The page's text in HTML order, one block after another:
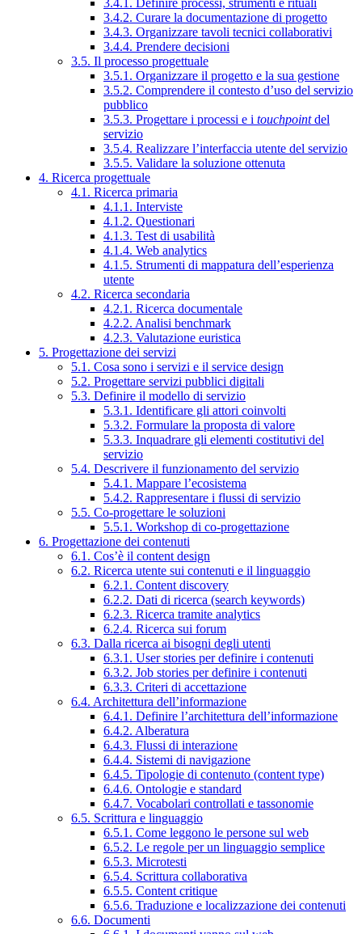
3.4.1. Definire processi, strumenti e rituali
3.4.2. Curare la documentazione di progetto
3.4.3. Organizzare tavoli tecnici collaborativi
3.4.4. Prendere decisioni
3.5. Il processo progettuale
3.5.1. Organizzare il progetto e la sua gestione
3.5.2. Comprendere il contesto d’uso del servizio
pubblico
3.5.3. Progettare i processi e i touchpointdel
servizio
3.5.4. Realizzare l’interfaccia utente del servizio
3.5.5. Validare la soluzione ottenuta
4. Ricerca progettuale
4.1. Ricerca primaria
4.1.1. Interviste
4.1.2. Questionari
4.1.3. Test di usabilità
4.1.4. Web analytics
4.1.5. Strumenti di mappatura dell’esperienza
utente
4.2. Ricerca secondaria
4.2.1. Ricerca documentale
4.2.2. Analisi benchmark
4.2.3. Valutazione euristica
5. Progettazione dei servizi
5.1. Cosa sono i servizi e il service design
5.2. Progettare servizi pubblici digitali
5.3. Definire il modello di servizio
5.3.1. Identificare gli attori coinvolti
5.3.2. Formulare la proposta di valore
5.3.3. Inquadrare gli elementi costitutivi del
servizio
5.4. Descrivere il funzionamento del servizio
5.4.1. Mappare l’ecosistema
5.4.2. Rappresentare i flussi di servizio
5.5. Co-progettare le soluzioni
5.5.1. Workshop di co-progettazione
6. Progettazione dei contenuti
6.1. Cos’è il content design
6.2. Ricerca utente sui contenuti e il linguaggio
6.2.1. Content discovery
6.2.2. Dati di ricerca (search keywords)
6.2.3. Ricerca tramite analytics
6.2.4. Ricerca sui forum
6.3. Dalla ricerca ai bisogni degli utenti
6.3.1. User stories per definire i contenuti
6.3.2. Job stories per definire i contenuti
6.3.3. Criteri di accettazione
6.4. Architettura dell’informazione
6.4.1. Definire l’architettura dell’informazione
6.4.2. Alberatura
6.4.3. Flussi di interazione
6.4.4. Sistemi di navigazione
6.4.5. Tipologie di contenuto (content type)
6.4.6. Ontologie e standard
6.4.7. Vocabolari controllati e tassonomie
6.5. Scrittura e linguaggio
6.5.1. Come leggono le persone sul web
6.5.2. Le regole per un linguaggio semplice
6.5.3. Microtesti
6.5.4. Scrittura collaborativa
6.5.5. Content critique
6.5.6. Traduzione e localizzazione dei contenuti
6.6. Documenti